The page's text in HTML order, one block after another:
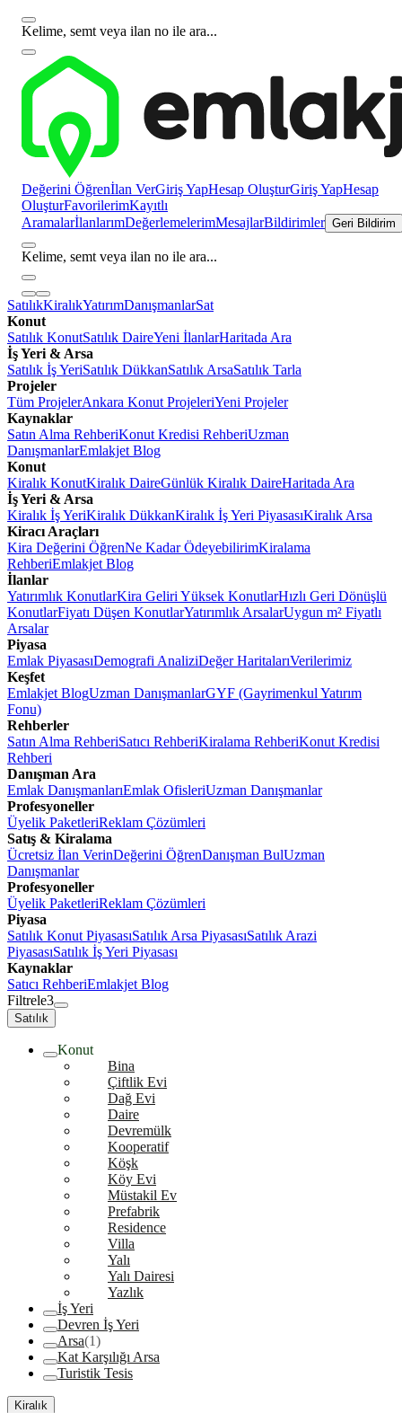
Kelime, semt veya ilan no ile ara...
Değerini Öğrenİlan VerGiriş YapHesap OluşturGiriş YapHesap
OluşturFavorilerimKayıtlı
AramalarİlanlarımDeğerlemelerimMesajlarBildirimler Geri Bildirim
Kelime, semt veya ilan no ile ara...
SatılıkKiralıkYatırımDanışmanlarSat
Konut
Satılık KonutSatılık DaireYeni İlanlarHaritada Ara
İş Yeri & Arsa
Satılık İş YeriSatılık DükkanSatılık ArsaSatılık Tarla
Projeler
Tüm ProjelerAnkara Konut ProjeleriYeni Projeler
Kaynaklar
Satın Alma RehberiKonut Kredisi RehberiUzman
DanışmanlarEmlakjet Blog
Konut
Kiralık KonutKiralık DaireGünlük Kiralık DaireHaritada Ara
İş Yeri & Arsa
Kiralık İş YeriKiralık DükkanKiralık İş Yeri PiyasasıKiralık Arsa
Kiracı Araçları
Kira Değerini ÖğrenNe Kadar ÖdeyebilirimKiralama
RehberiEmlakjet Blog
İlanlar
Yatırımlık KonutlarKira Geliri Yüksek KonutlarHızlı Geri Dönüşlü
KonutlarFiyatı Düşen KonutlarYatırımlık ArsalarUygun m² Fiyatlı
Arsalar
Piyasa
Emlak PiyasasıDemografi AnaliziDeğer HaritalarıVerilerimiz
Keşfet
Emlakjet BlogUzman DanışmanlarGYF (Gayrimenkul Yatırım
Fonu)
Rehberler
Satın Alma RehberiSatıcı RehberiKiralama RehberiKonut Kredisi
Rehberi
Danışman Ara
Emlak DanışmanlarıEmlak OfisleriUzman Danışmanlar
Profesyoneller
Üyelik PaketleriReklam Çözümleri
Satış & Kiralama
Ücretsiz İlan VerinDeğerini ÖğrenDanışman BulUzman
Danışmanlar
Profesyoneller
Üyelik PaketleriReklam Çözümleri
Piyasa
Satılık Konut PiyasasıSatılık Arsa PiyasasıSatılık Arazi
PiyasasıSatılık İş Yeri Piyasası
Kaynaklar
Satıcı RehberiEmlakjet Blog
Filtrele3
Satılık
Konut
Bina
Çiftlik Evi
Dağ Evi
Daire
Devremülk
Kooperatif
Köşk
Köy Evi
Müstakil Ev
Prefabrik
Residence
Villa
Yalı
Yalı Dairesi
Yazlık
İş Yeri
Devren İş Yeri
Arsa(1)
Kat Karşılığı Arsa
Turistik Tesis
Kiralık